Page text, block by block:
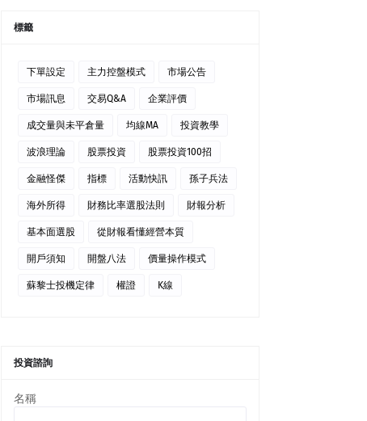
標籤
下單設定 主力控盤模式 市場公告
市場訊息 交易Q&A 企業評價
成交量與未平倉量 均線MA 投資教學
波浪理論 股票投資 股票投資100招
金融怪傑 指標 活動快訊 孫子兵法
海外所得 財務比率選股法則 財報分析
基本面選股 從財報看懂經營本質
開戶須知 開盤八法 價量操作模式
蘇黎士投機定律 權證 K線
投資諮詢
名稱